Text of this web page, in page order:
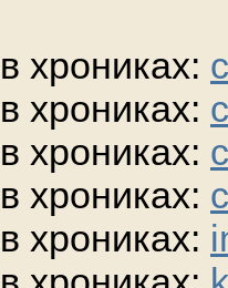
хрониках:
хрониках:
хрониках:
хрониках:
хрониках: